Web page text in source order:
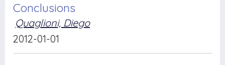
Conclusions
Quaglioni, Diego
2012-01-01